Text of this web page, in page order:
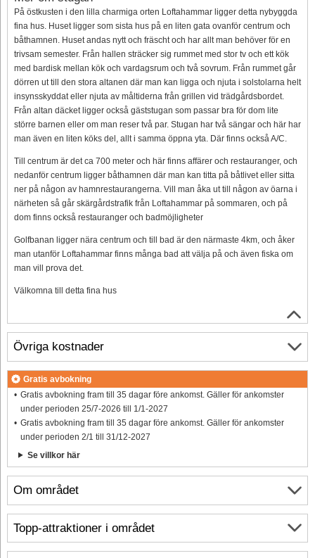
På östkusten i den lilla charmiga orten Loftahammar ligger detta nybyggda
fina hus. Huset ligger som sista hus på en liten gata ovanför centrum och
båthamnen. Huset andas nytt och fräscht och har allt man behöver för en
trivsam semester. Från hallen sträcker sig rummet med stor tv och ett kök
med bardisk mellan kök och vardagsrum och två sovrum. Från rummet går
dörren ut till den stora altanen där man kan ligga och njuta i solstolarna helt
insynsskyddat eller njuta av måltiderna från grillen vid trädgårdsbordet.
Från altan däcket ligger också gäststugan som passar bra för dom lite
större barnen eller om man reser två par. Stugan har två sängar och här har
man även en liten köks del, allt i samma öppna yta. Där finns också A/C.
Till centrum är det ca 700 meter och här finns affärer och restauranger, och
nedanför centrum ligger båthamnen där man kan titta på båtlivet eller sitta
ner på någon av hamnrestaurangerna. Vill man åka ut till någon av öarna i
närheten så går skärgårdstrafik från Loftahammar på sommaren, och på
dom finns också restauranger och badmöjligheter
Golfbanan ligger nära centrum och till bad är den närmaste 4km, och åker
man utanför Loftahammar finns många bad att välja på och även fiska om
man vill prova det.
Välkomna till detta fina hus
Om området
Övriga kostnader
Gratis avbokning
Gratis avbokning fram till 35 dagar före ankomst. Gäller för ankomster
under perioden 25/7-2026 till 1/1-2027
Gratis avbokning fram till 35 dagar före ankomst. Gäller för ankomster
under perioden 2/1 till 31/12-2027
Se villkor här
Topp-attraktioner i området